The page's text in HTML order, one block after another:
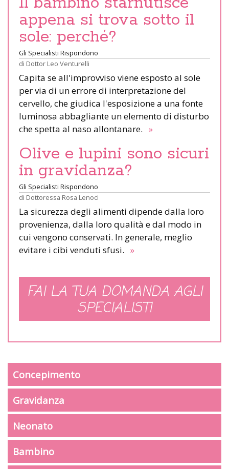
appena si trova sotto il
sole: perché?
Gli Specialisti Rispondono
di Dottor Leo Venturelli
Capita se all'improvviso viene esposto al sole
per via di un errore di interpretazione del
cervello, che giudica l'esposizione a una fonte
luminosa abbagliante un elemento di disturbo
che spetta al naso allontanare. »
Olive e lupini sono sicuri
in gravidanza?
Gli Specialisti Rispondono
di Dottoressa Rosa Lenoci
La sicurezza degli alimenti dipende dalla loro
provenienza, dalla loro qualità e dal modo in
cui vengono conservati. In generale, meglio
evitare i cibi venduti sfusi. »
FAI LA TUA DOMANDA AGLI
SPECIALISTI
Concepimento
Gravidanza
Neonato
Bambino